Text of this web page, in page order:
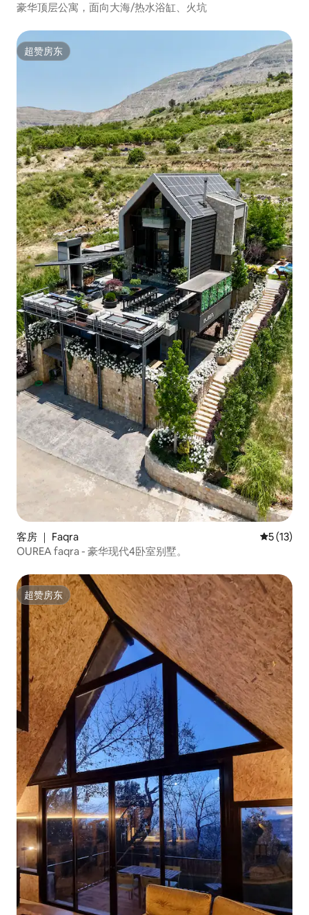
豪华顶层公寓，面向大海/热水浴缸、火坑
超赞房东
超赞房东
客房 ｜ Faqra 平均评分
5 (13)
OUREA faqra - 豪华现代4卧室别墅。
超赞房东
超赞房东